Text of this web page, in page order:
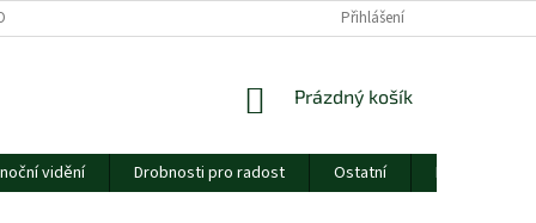
O NÁS
Přihlášení
NÁKUPNÍ
Prázdný košík
vidění Drobnosti pro radost Ostatní
Dárkový